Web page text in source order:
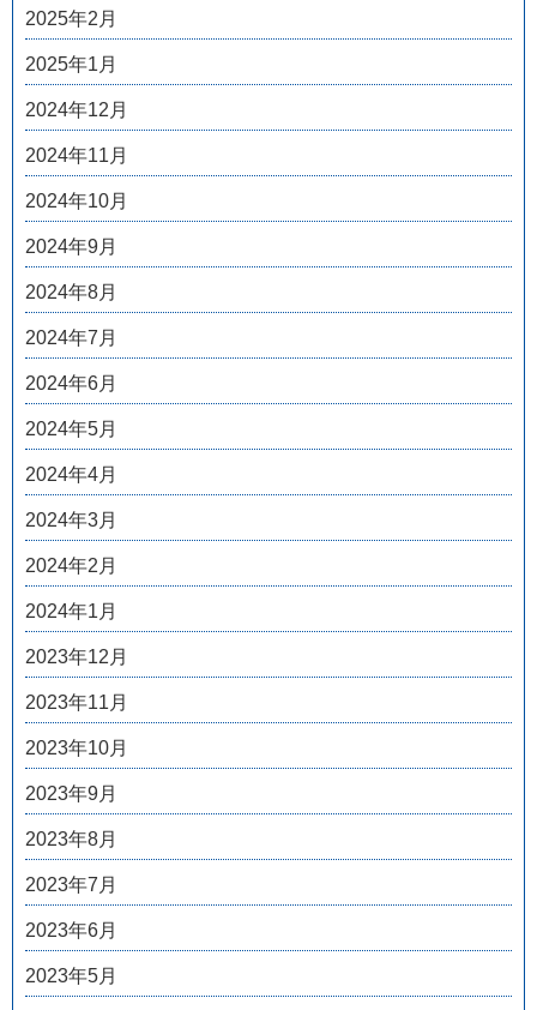
2025年2月
2025年1月
2024年12月
2024年11月
2024年10月
2024年9月
2024年8月
2024年7月
2024年6月
2024年5月
2024年4月
2024年3月
2024年2月
2024年1月
2023年12月
2023年11月
2023年10月
2023年9月
2023年8月
2023年7月
2023年6月
2023年5月